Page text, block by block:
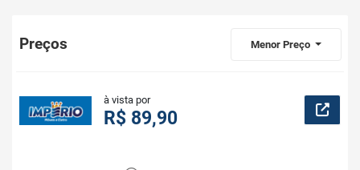
Preços Menor Preço
à vista por
R$ 89,90